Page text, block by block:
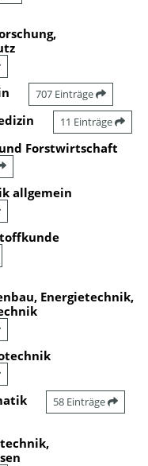
707 Einträge
11 Einträge
Forstwirtschaft
allgemein
Energietechnik,
58 Einträge